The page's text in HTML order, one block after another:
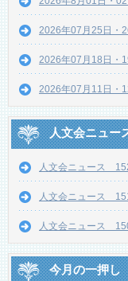
2026年07月25日・
2026年07月18日・
2026年07月11日・
人文会ニュー
人文会ニュース
人文会ニュース
人文会ニュース
今月の一押し